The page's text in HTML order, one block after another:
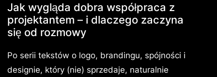
Jak wygląda dobra współpraca z
projektantem – i dlaczego zaczyna
się od rozmowy
Po serii tekstów o logo, brandingu, spójności i
designie, który (nie) sprzedaje, naturalnie